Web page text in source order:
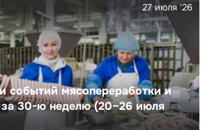
событий мясопереработки и
за 30-ю неделю (20–26 июля
27 июля '26